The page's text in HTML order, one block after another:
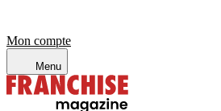
Mon compte
Menu